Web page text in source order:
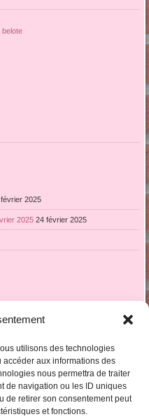
utilisons des technologies
aux informations des
nous permettra de traiter
de navigation ou les ID uniques
de retirer son consentement peut
et fonctions.
2025
2025 24 février 2025
V
6 7
13 14
15
20 21
22